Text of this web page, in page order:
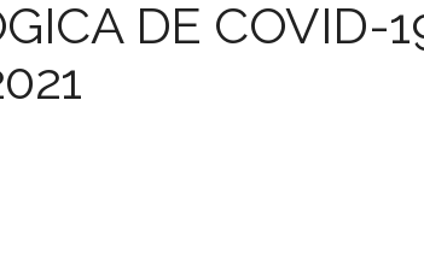
DE COVID-